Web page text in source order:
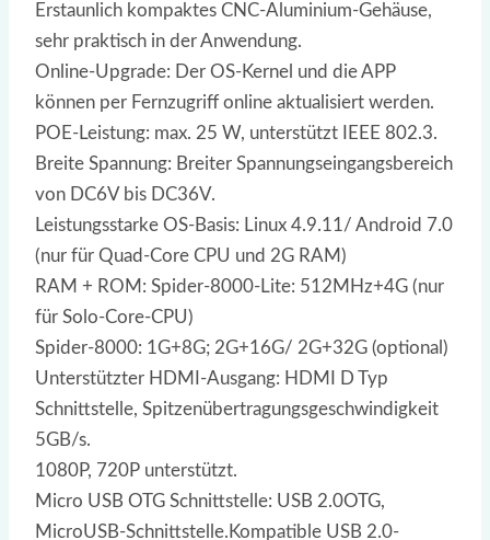
Erstaunlich kompaktes CNC-Aluminium-Gehäuse,
sehr praktisch in der Anwendung.
Online-Upgrade: Der OS-Kernel und die APP
können per Fernzugriff online aktualisiert werden.
POE-Leistung: max. 25 W, unterstützt IEEE 802.3.
Breite Spannung: Breiter Spannungseingangsbereich
von DC6V bis DC36V.
Leistungsstarke OS-Basis: Linux 4.9.11/ Android 7.0
(nur für Quad-Core CPU und 2G RAM)
RAM + ROM: Spider-8000-Lite: 512MHz+4G (nur
für Solo-Core-CPU)
Spider-8000: 1G+8G; 2G+16G/ 2G+32G (optional)
Unterstützter HDMI-Ausgang: HDMI D Typ
Schnittstelle, Spitzenübertragungsgeschwindigkeit
5GB/s.
1080P, 720P unterstützt.
Micro USB OTG Schnittstelle: USB 2.0OTG,
MicroUSB-Schnittstelle.Kompatible USB 2.0-